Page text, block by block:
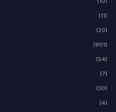
(11)
(20)
(901)
(54)
(7)
(30)
(4)